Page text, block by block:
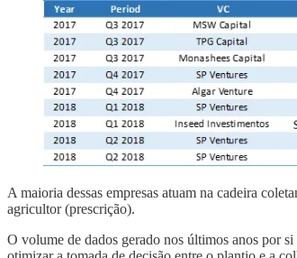
A maioria dessas empresas atuam na cadeira
agricultor (prescrição).
O volume de dados gerado nos últimos anos por